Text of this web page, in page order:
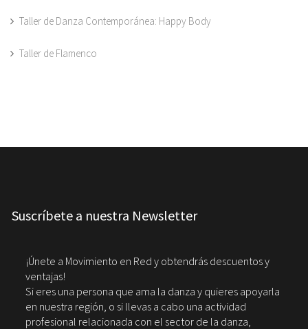
Taller de Danza Contemporánea: Happy Body
Taller de Flamenco
Suscríbete a nuestra Newsletter
¡Únete a Movimiento en Red y obtendrás descuentos y
ventajas!
Si eres una persona que ama la danza y quieres apoyarla
en nuestra región, o si llevas a cabo una actividad
profesional relacionada con el sector de la danza,